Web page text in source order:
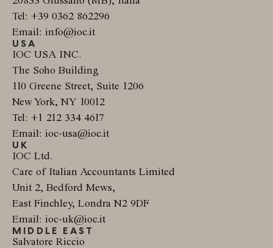
Tel: +39 0362 862296
Email: info@ioc.it
USA
IOC USA INC.
The Soho Building
110 Greene Street, Suite 1206
New York, NY 10012
Tel: +1 212 334 4617
Email: ioc-usa@ioc.it
UK
IOC Ltd.
Care of Italian Accountants Limited
Unit 2, Bedford Mews,
East Finchley, Londra N2 9DF
Email: ioc-uk@ioc.it
MIDDLE EAST
Salvatore Riccio